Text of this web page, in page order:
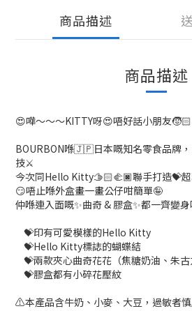
商品描述
商品描述
😍嘩～～～KITTY呀😍唔好話小朋友
BOURBON喺🇯🇵日本嘅知名零食品牌
技⚔️
今次同Hello Kitty🫱🏻‍🫲🏿聯手打造💝
😏唔止喺外盒畫一畫公仔咁簡單🤪
仲喺連入面嘅✨曲奇 & 膠盒✨都一齊變
💝印有可愛模樣的Hello Kitty
💝Hello Kitty標誌的蝴蝶結
💝兩款夾心曲奇花花（焦糖奶油、朱古
💝膠盒都有小碎花壓紋
⚠️本產品含牛奶、小麥、大豆，過敏者